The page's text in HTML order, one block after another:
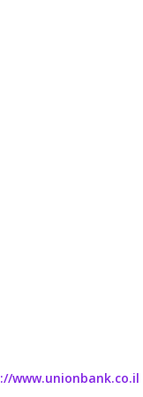
www.unionbank.co.il